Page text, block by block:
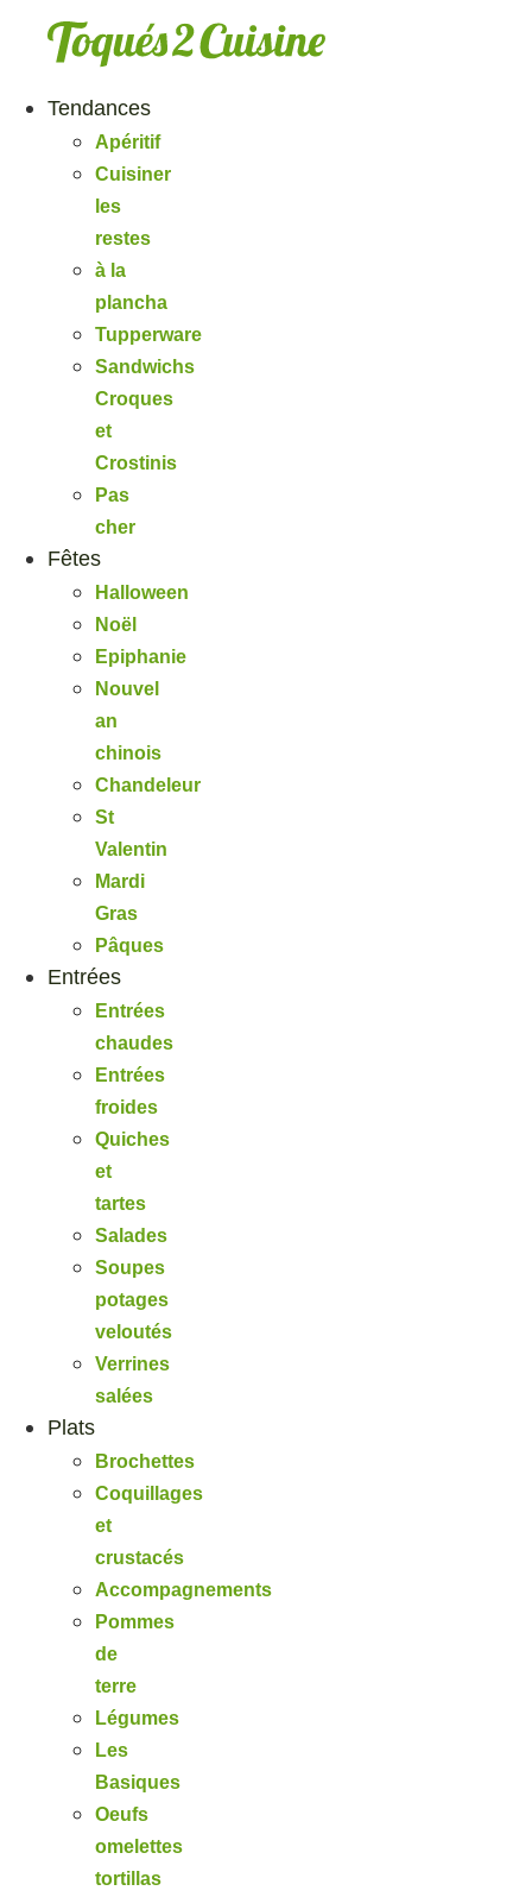
Tendances
Apéritif
Cuisiner
les
restes
à la
plancha
Tupperware
Sandwichs
Croques
et
Crostinis
Pas
cher
Fêtes
Halloween
Noël
Epiphanie
Nouvel
an
chinois
Chandeleur
St
Valentin
Mardi
Gras
Pâques
Entrées
Entrées
chaudes
Entrées
froides
Quiches
et
tartes
Salades
Soupes
potages
veloutés
Verrines
salées
Plats
Brochettes
Coquillages
et
crustacés
Accompagnements
Pommes
de
terre
Légumes
Les
Basiques
Oeufs
omelettes
tortillas